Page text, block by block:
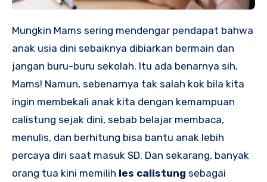
Mungkin Mams sering mendengar pendapat bahwa
anak usia dini sebaiknya dibiarkan bermain dan
jangan buru-buru sekolah. Itu ada benarnya sih,
Mams! Namun, sebenarnya tak salah kok bila kita
ingin membekali anak kita dengan kemampuan
calistung sejak dini, sebab belajar membaca,
menulis, dan berhitung bisa bantu anak lebih
percaya diri saat masuk SD. Dan sekarang, banyak
orang tua kini memilih les calistung sebagai